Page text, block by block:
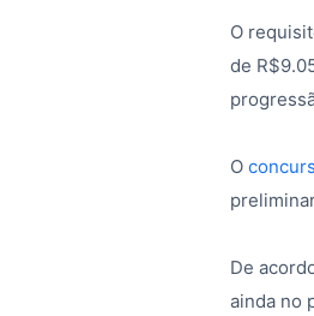
O
de
O
De
ainda no